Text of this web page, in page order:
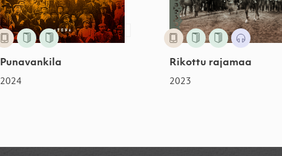
Punavankila
2024
Rikottu rajamaa
2023